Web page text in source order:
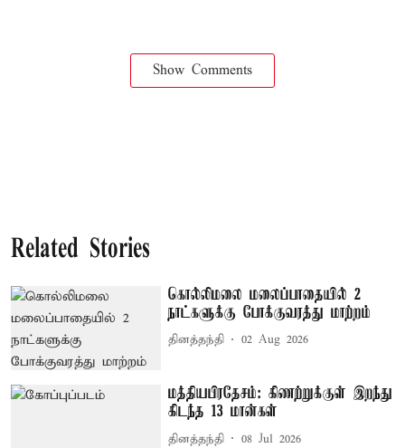
Show Comments
Related Stories
கொல்லிமலை மலைப்பாதையில் 2
நாட்களுக்கு போக்குவரத்து மாற்றம்
தினத்தந்தி 02 Aug 2026
மத்தியபிரதேசம்: கிணற்றுக்குள் இறந்து
கிடந்த 13 மான்கள்
தினத்தந்தி 08 Jul 2026